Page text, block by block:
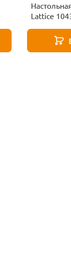
Lattice